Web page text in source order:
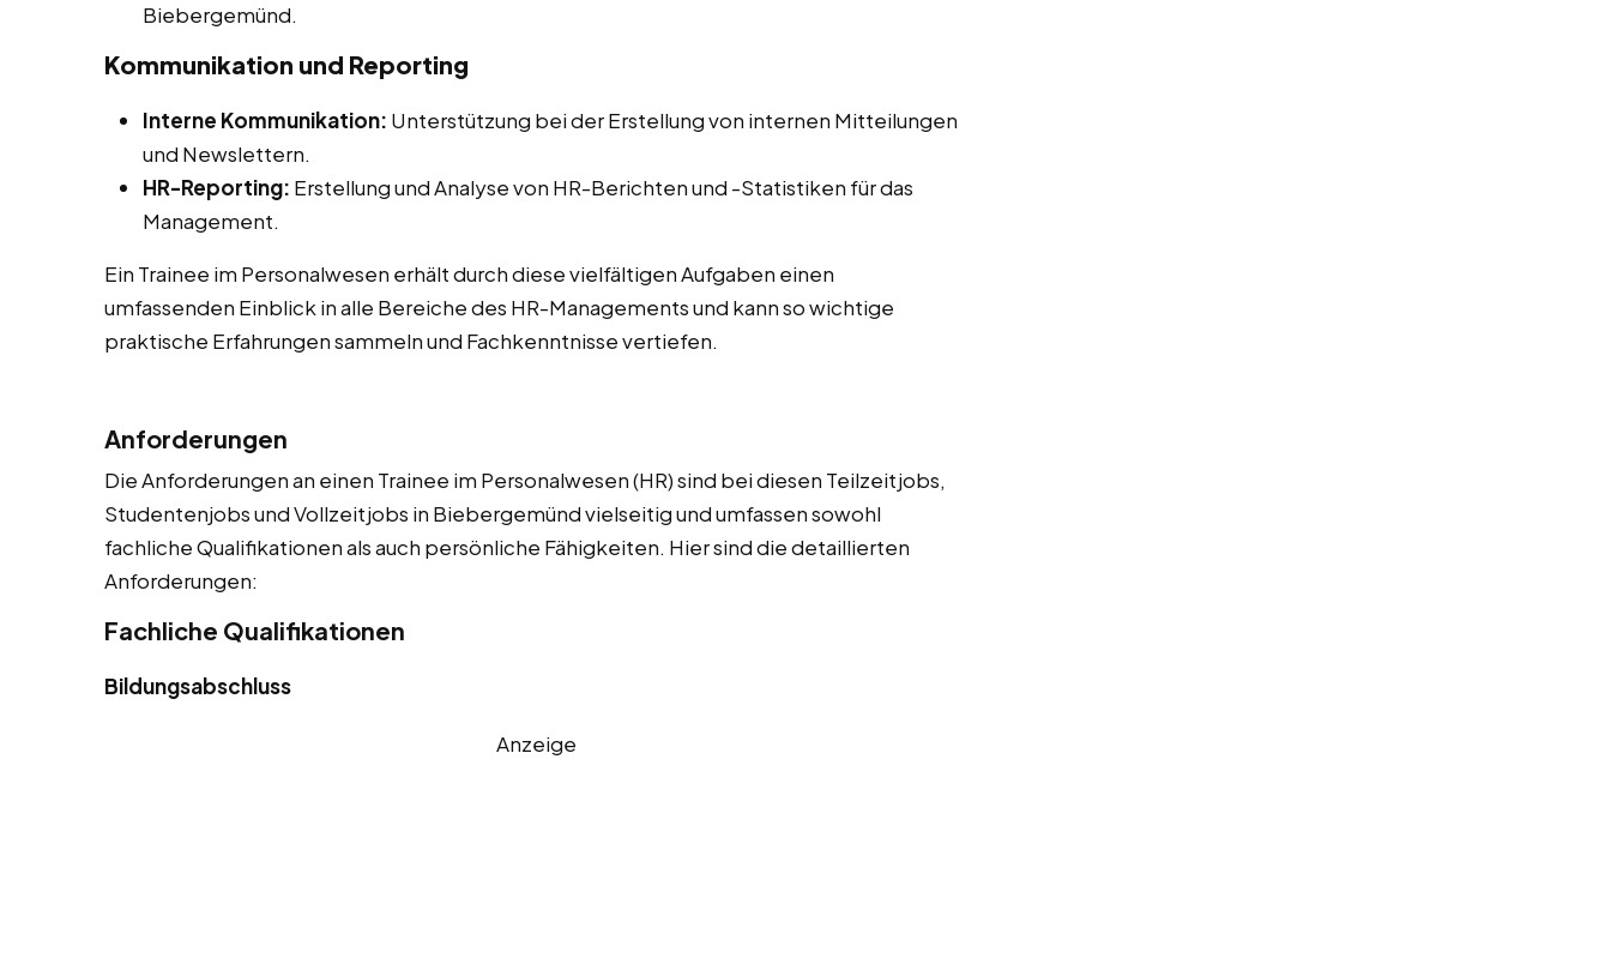
Biebergemünd.
Kommunikation und Reporting
Interne Kommunikation: Unterstützung bei der Erstellung von internen Mitteilungen
und Newslettern.
HR-Reporting: Erstellung und Analyse von HR-Berichten und -Statistiken für das
Management.
Ein Trainee im Personalwesen erhält durch diese vielfältigen Aufgaben einen
umfassenden Einblick in alle Bereiche des HR-Managements und kann so wichtige
praktische Erfahrungen sammeln und Fachkenntnisse vertiefen.
Anforderungen
Die Anforderungen an einen Trainee im Personalwesen (HR) sind bei diesen Teilzeitjobs,
Studentenjobs und Vollzeitjobs in Biebergemünd vielseitig und umfassen sowohl
fachliche Qualifikationen als auch persönliche Fähigkeiten. Hier sind die detaillierten
Anforderungen:
Fachliche Qualifikationen
Bildungsabschluss
Anzeige